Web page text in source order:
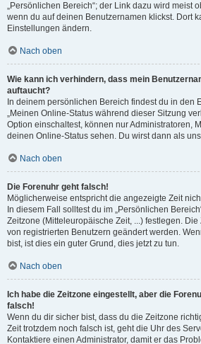
„Persönlichen Bereich“; der Link dazu wird meist
wenn du auf deinen Benutzernamen klickst. Dort
Einstellungen ändern.
Nach oben
Wie kann ich verhindern, dass mein
auftaucht?
In deinem persönlichen Bereich findest du in den
„Meinen Online-Status während dieser Sitzung
Option einschaltest, können nur Administratoren,
deinen Online-Status sehen. Du wirst dann als
Nach oben
Die Forenuhr geht falsch!
Möglicherweise entspricht die angezeigte Zeit
In diesem Fall solltest du im „Persönlichen
Zeitzone (Mitteleuropäische Zeit, ...) festlegen.
von registrierten Benutzern geändert werden.
bist, ist dies ein guter Grund, dies jetzt zu tun.
Nach oben
Ich habe die Zeitzone eingestellt, aber die
falsch!
Wenn du dir sicher bist, dass du die Zeitzone
Zeit trotzdem noch falsch ist, geht die Uhr des
Kontaktiere einen Administrator, damit er das